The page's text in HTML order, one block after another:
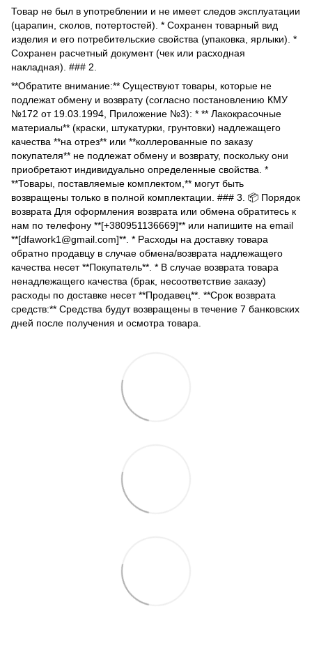
Товар не был в употреблении и не имеет следов эксплуатации
(царапин, сколов, потертостей). * Сохранен товарный вид
изделия и его потребительские свойства (упаковка, ярлыки). *
Сохранен расчетный документ (чек или расходная
накладная). ### 2.
**Обратите внимание:** Существуют товары, которые не
подлежат обмену и возврату (согласно постановлению КМУ
№172 от 19.03.1994, Приложение №3): * ** Лакокрасочные
материалы** (краски, штукатурки, грунтовки) надлежащего
качества **на отрез** или **коллерованные по заказу
покупателя** не подлежат обмену и возврату, поскольку они
приобретают индивидуально определенные свойства. *
**Товары, поставляемые комплектом,** могут быть
возвращены только в полной комплектации. ### 3. 📦 Порядок
возврата Для оформления возврата или обмена обратитесь к
нам по телефону **[+380951136669]** или напишите на email
**[dfawork1@gmail.com]**. * Расходы на доставку товара
обратно продавцу в случае обмена/возврата надлежащего
качества несет **Покупатель**. * В случае возврата товара
ненадлежащего качества (брак, несоответствие заказу)
расходы по доставке несет **Продавец**. **Срок возврата
средств:** Средства будут возвращены в течение 7 банковских
дней после получения и осмотра товара.